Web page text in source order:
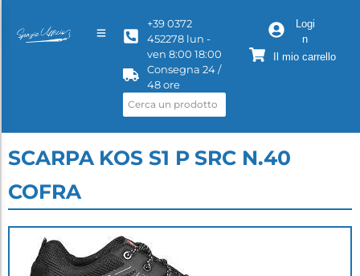
+39 0372
452278 lun -
ven 8:00 18:00
Consegna 24 /
48 ore
Logi
n
Il mio carrello
SCARPA KOS S1 P SRC N.40
COFRA